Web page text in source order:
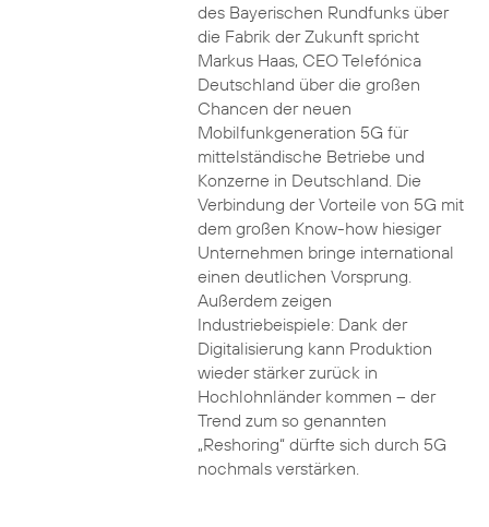
des Bayerischen Rundfunks über
die Fabrik der Zukunft spricht
Markus Haas, CEO Telefónica
Deutschland über die großen
Chancen der neuen
Mobilfunkgeneration 5G für
mittelständische Betriebe und
Konzerne in Deutschland. Die
Verbindung der Vorteile von 5G mit
dem großen Know-how hiesiger
Unternehmen bringe international
einen deutlichen Vorsprung.
Außerdem zeigen
Industriebeispiele: Dank der
Digitalisierung kann Produktion
wieder stärker zurück in
Hochlohnländer kommen – der
Trend zum so genannten
„Reshoring“ dürfte sich durch 5G
nochmals verstärken.